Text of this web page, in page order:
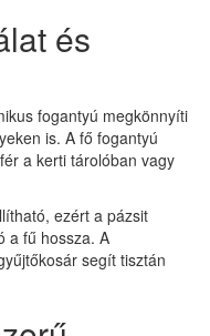
és
fogantyú megkönnyíti
is. A fő fogantyú
a kerti tárolóban vagy
ezért a pázsit
a fű hossza. A
segít tisztán